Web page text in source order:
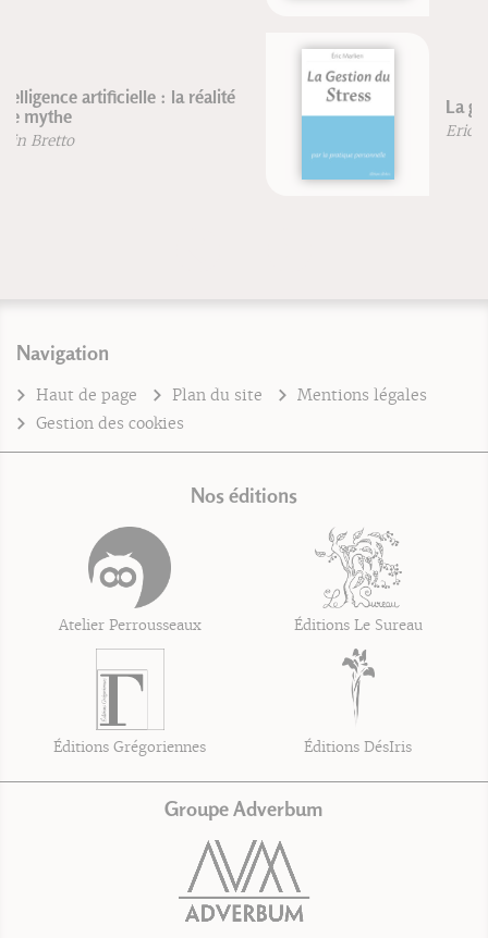
La gestion du stress
Navigation
Haut de page Plan du site
Mentions légales
Gestion des cookies
Nos éditions
Atelier Perrousseaux Éditions Le Sureau
Éditions Grégoriennes Éditions DésIris
Groupe Adverbum